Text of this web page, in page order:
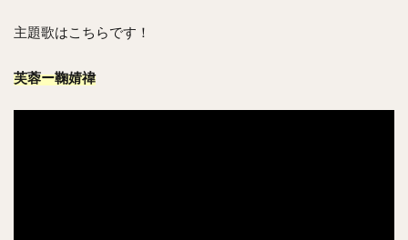
主題歌はこちらです！
芙蓉ー鞠婧禕